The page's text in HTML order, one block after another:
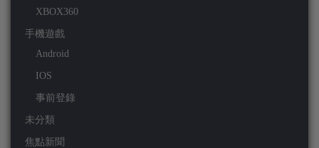
XBOX360
手機遊戲
Android
IOS
事前登錄
未分類
焦點新聞